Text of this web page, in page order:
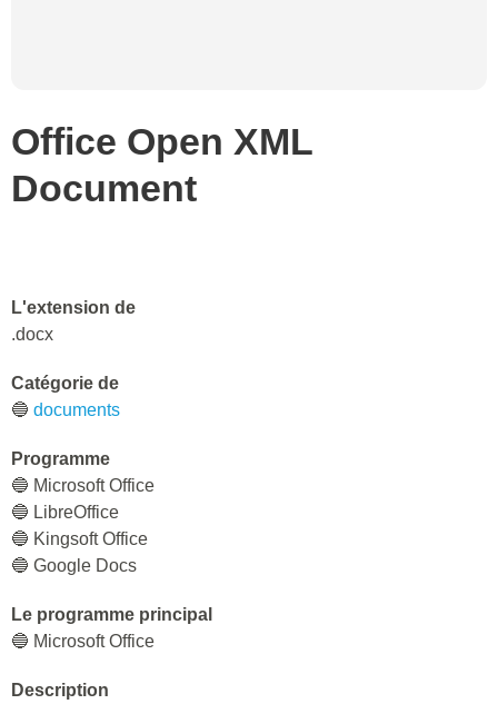
Office Open XML
Document
L'extension de
.docx
Catégorie de
🔵 documents
Programme
🔵 Microsoft Office
🔵 LibreOffice
🔵 Kingsoft Office
🔵 Google Docs
Le programme principal
🔵 Microsoft Office
Description